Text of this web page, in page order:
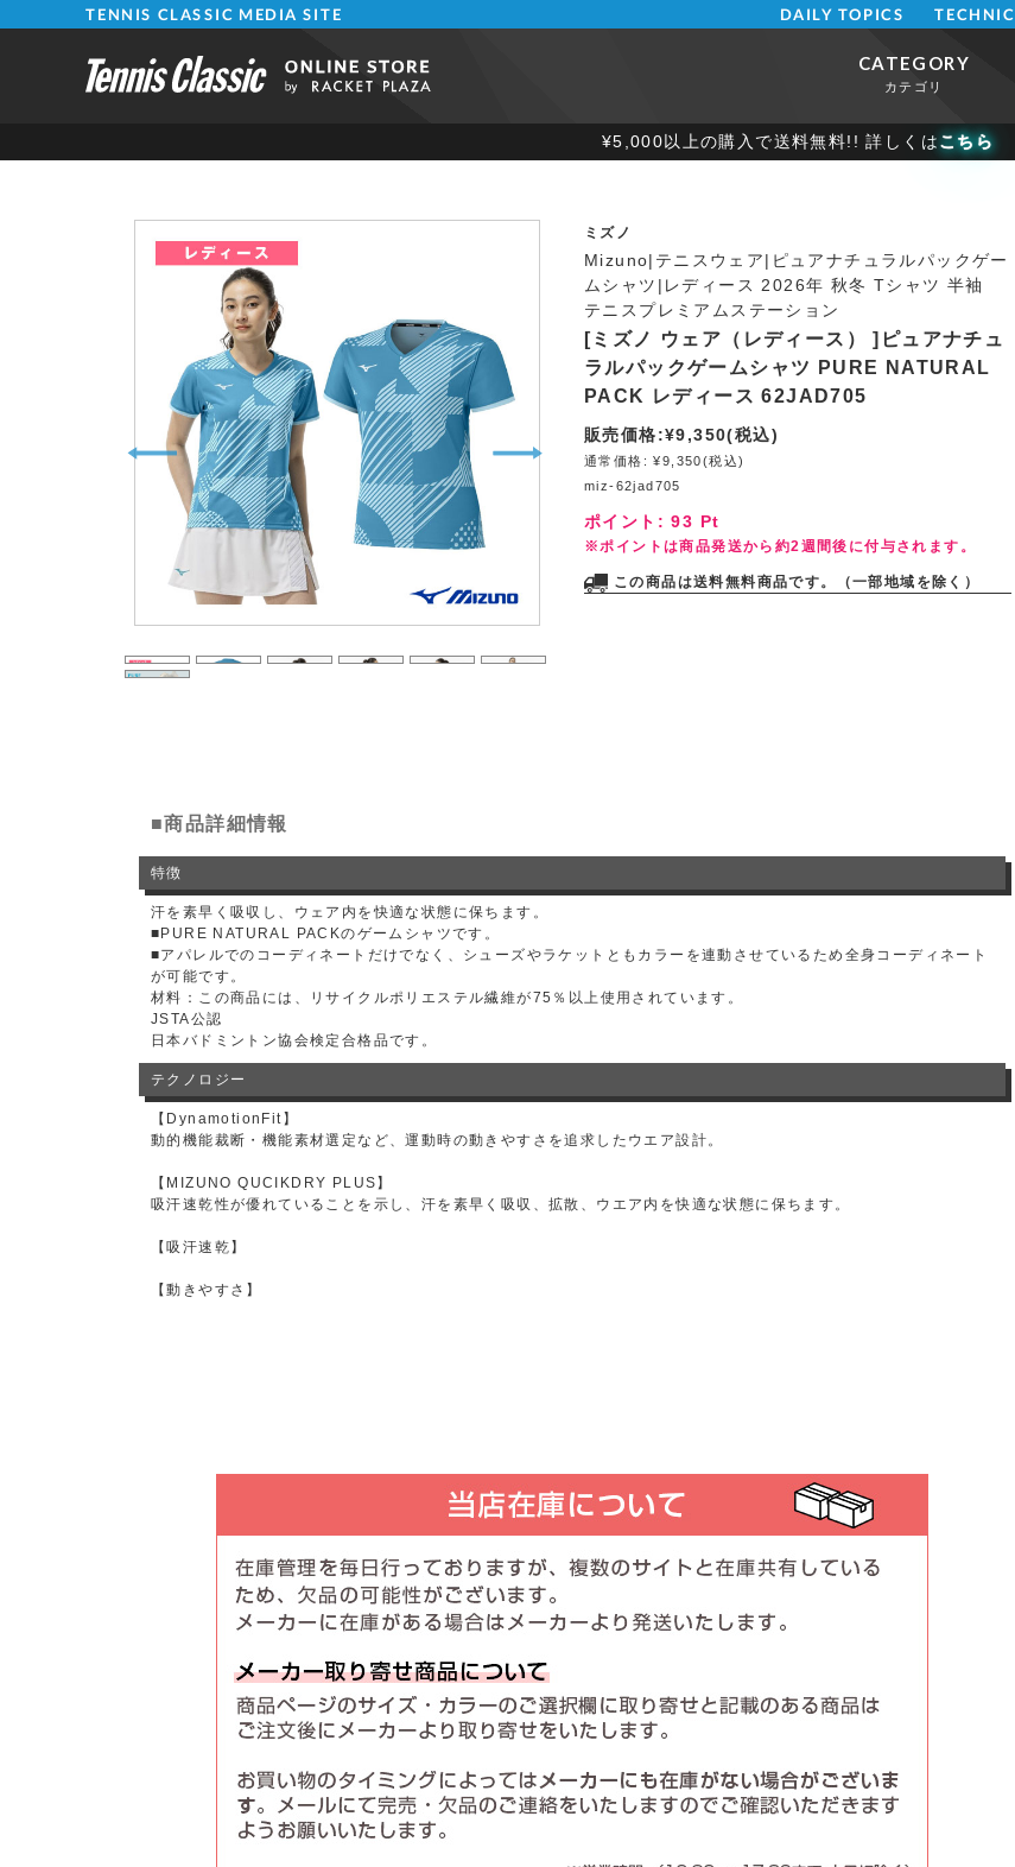
¥5,000以上の購入で送料無料!! 詳しくはこちら
TENNIS CLASSIC MEDIA SITE DAILY TOPICS TECHNIC
CATEGORY
カテゴリ
ミズノ
Mizuno|テニスウェア|ピュアナチュラルパックゲー
ムシャツ|レディース 2026年 秋冬 Tシャツ 半袖
テニスプレミアムステーション
[ミズノ ウェア（レディース） ]ピュアナチュ
ラルパックゲームシャツ PURE NATURAL
PACK レディース 62JAD705
販売価格:¥9,350(税込)
通常価格: ¥9,350(税込)
miz-62jad705
ポイント:93 Pt
※ポイントは商品発送から約2週間後に付与されます。
この商品は送料無料商品です。（一部地域を除く）
■商品詳細情報
特徴
汗を素早く吸収し、ウェア内を快適な状態に保ちます。
■PURE NATURAL PACKのゲームシャツです。
■アパレルでのコーディネートだけでなく、シューズやラケットともカラーを連動させているため全身コーディネート
が可能です。
材料：この商品には、リサイクルポリエステル繊維が75％以上使用されています。
JSTA公認
日本バドミントン協会検定合格品です。
テクノロジー
【DynamotionFit】
動的機能裁断・機能素材選定など、運動時の動きやすさを追求したウエア設計。
【MIZUNO QUCIKDRY PLUS】
吸汗速乾性が優れていることを示し、汗を素早く吸収、拡散、ウエア内を快適な状態に保ちます。
【吸汗速乾】
【動きやすさ】